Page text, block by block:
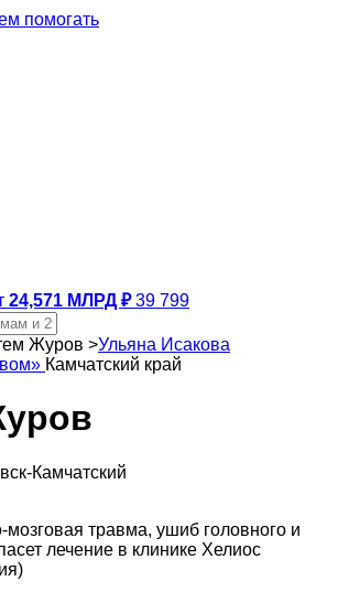
помогать
24,571 МЛРД ₽ 39 799
Журов >Ульяна Исакова
Камчатский край
Камчатский
мозговая травма, ушиб головного и
лечение в клинике Хелиос